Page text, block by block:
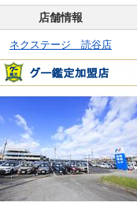
店舗情報
ネクステージ 読谷店